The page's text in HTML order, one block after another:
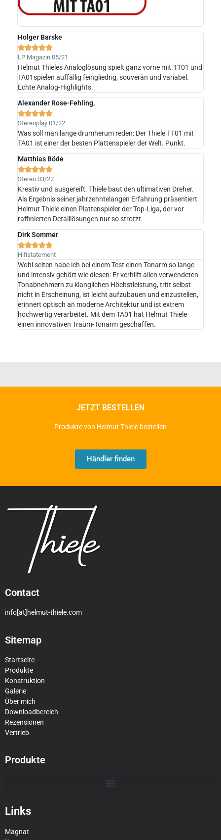
Holger Barske

LP Magazin 05/21
Helmut Thieles Analoglösung spielt ganz vorne mit.TT01 und
TA01spielen auffällig feingliedrig, souverän und variabel.
Echte Analog-Highlights.
Alexander Rose-Fehling,

Stereoplay 01/22
Was soll man lange drumherum reden: Der Thiele TT01 mit
TA01 ist einer der besten Plattenspieler der Welt. Punkt.
Matthias Böde

Stereo 03/22
Kreativ und ausgereift. Thiele baut den ultimativen Dreher.
Als Ergebnis seiner jahrzehntelangen Erfahrung präsentiert
Helmut Thiele einen Plattenspieler der Top-Liga, der vor
raffinierten Detaillösungen nur so strotzt.
Dirk Sommer

Hifistatement
Wohl selten habe ich bei einem Test einen Tonarm so lange
und intensiv gehört wie diesen: Er verhilft allen verwendeten
Tonabnehmern zu klanglichen Höchstleistung, tritt selbst
nicht in Erscheinung, ist leicht aufzubauen und einzustellen,
erinnert optisch an moderne Architektur und ist extrem
hochwertig verarbeitet. Mit dem TA01 hat Helmut Thiele
einen innovativen Traum-Tonarm geschaffen.
JETZT BESTELLEN
Produkte von Helmut Thiele bestellen
Händler finden
Contact
info[at]helmut-thiele.com
Sitemap
Startseite
Produkte
Konstruktion
Galerie
Über mich
Downloadbereich
Rezensionen
Vertrieb
Produkte
Links
Magnat